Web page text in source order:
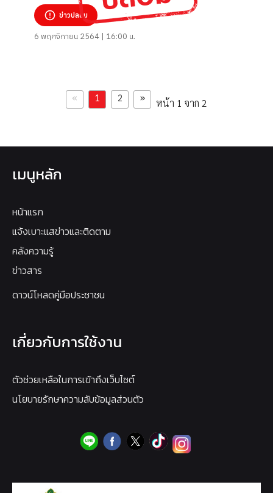
ข่าวปลอม
6 พฤศจิกายน 2564 | 16:00 น.
« 1 2 » หน้า 1 จาก 2
เมนูหลัก
หน้าแรก
แจ้งเบาะแสข่าวและติดตาม
คลังความรู้
ข่าวสาร
ดาวน์โหลดคู่มือประชาชน
เกี่ยวกับการใช้งาน
ตัวช่วยเหลือในการเข้าถึงเว็บไซต์
นโยบายรักษาความลับข้อมูลส่วนตัว